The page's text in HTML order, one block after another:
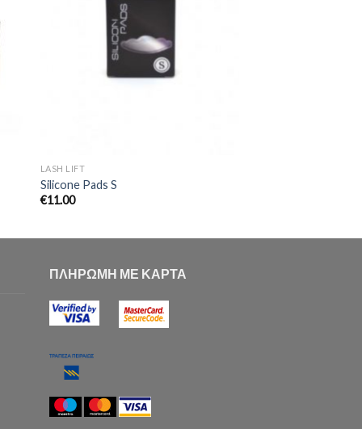
LASH LIFT
Silicone Pads S
€11.00
ΠΛΗΡΩΜΗ ΜΕ ΚΑΡΤΑ